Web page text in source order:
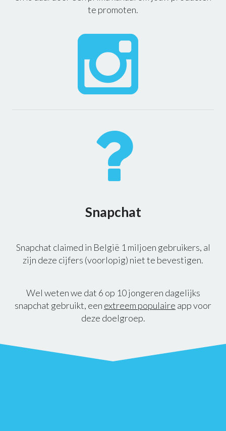
te promoten.
Snapchat
Snapchat claimed in België 1 miljoen gebruikers, al
zijn deze cijfers (voorlopig) niet te bevestigen.
Wel weten we dat 6 op 10 jongeren dagelijks
snapchat gebruikt, een extreem populaire app voor
deze doelgroep.